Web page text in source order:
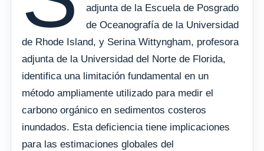
adjunta de la Escuela de Posgrado
de Oceanografía de la Universidad
de Rhode Island, y Serina Wittyngham, profesora
adjunta de la Universidad del Norte de Florida,
identifica una limitación fundamental en un
método ampliamente utilizado para medir el
carbono orgánico en sedimentos costeros
inundados. Esta deficiencia tiene implicaciones
para las estimaciones globales del